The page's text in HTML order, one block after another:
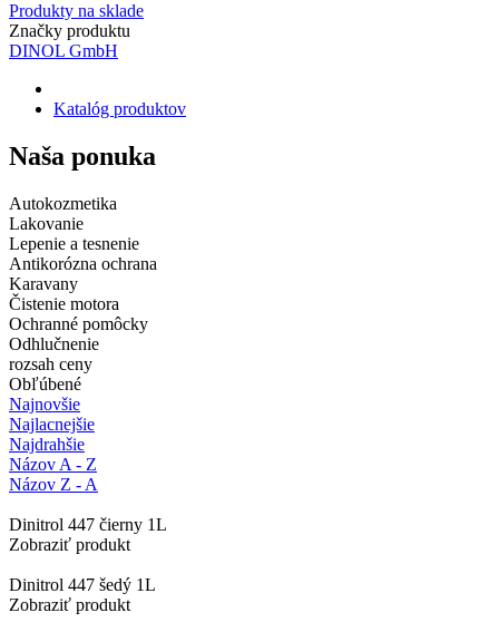
Produkty na sklade
Značky produktu
DINOL GmbH
Katalóg produktov
Naša ponuka
Autokozmetika
Lakovanie
Lepenie a tesnenie
Antikorózna ochrana
Karavany
Čistenie motora
Ochranné pomôcky
Odhlučnenie
rozsah ceny
Obľúbené
Najnovšie
Najlacnejšie
Najdrahšie
Názov A - Z
Názov Z - A
Dinitrol 447 čierny 1L
Zobraziť produkt
Dinitrol 447 šedý 1L
Zobraziť produkt